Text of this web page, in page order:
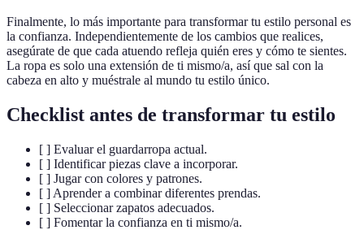
Finalmente, lo más importante para transformar tu estilo personal es
la confianza. Independientemente de los cambios que realices,
asegúrate de que cada atuendo refleja quién eres y cómo te sientes.
La ropa es solo una extensión de ti mismo/a, así que sal con la
cabeza en alto y muéstrale al mundo tu estilo único.
Checklist antes de transformar tu estilo
[ ] Evaluar el guardarropa actual.
[ ] Identificar piezas clave a incorporar.
[ ] Jugar con colores y patrones.
[ ] Aprender a combinar diferentes prendas.
[ ] Seleccionar zapatos adecuados.
[ ] Fomentar la confianza en ti mismo/a.